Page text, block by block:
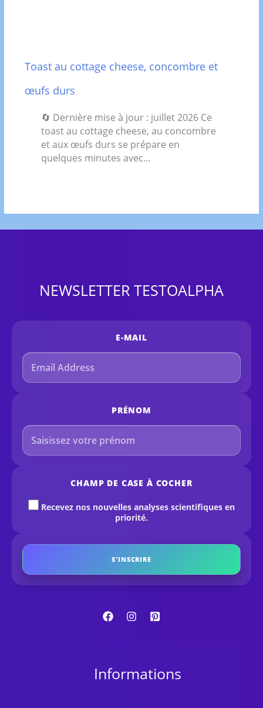
Toast au cottage cheese, concombre et
œufs durs
🔄 Dernière mise à jour : juillet 2026 Ce
toast au cottage cheese, au concombre
et aux œufs durs se prépare en
quelques minutes avec…
NEWSLETTER TESTOALPHA
E-MAIL
PRÉNOM
CHAMP DE CASE À COCHER
Recevez nos nouvelles analyses scientifiques en
priorité.
S'INSCRIRE
Informations